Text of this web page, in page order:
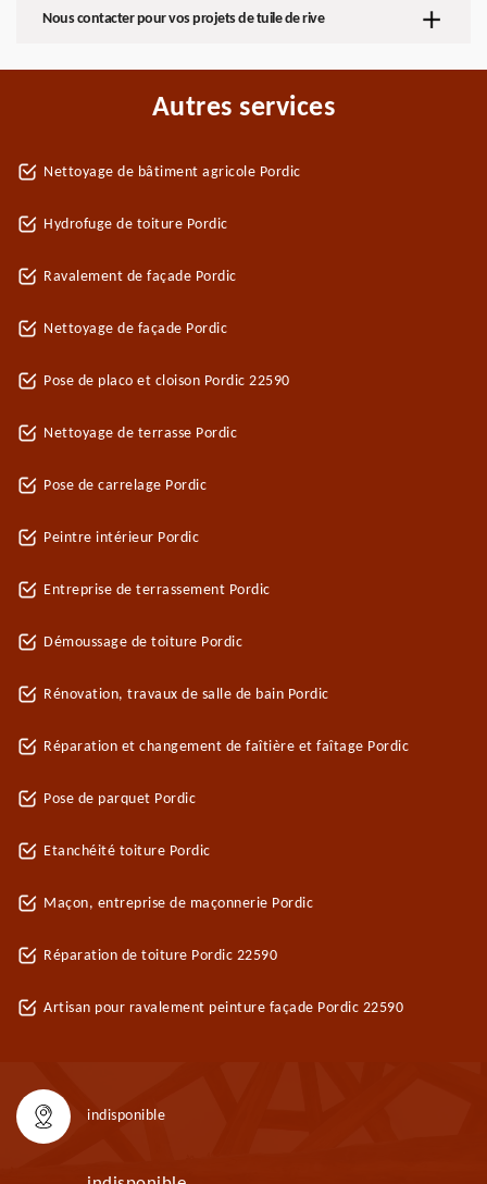
Nous contacter pour vos projets de tuile de rive
Autres services
Nettoyage de bâtiment agricole Pordic
Hydrofuge de toiture Pordic
Ravalement de façade Pordic
Nettoyage de façade Pordic
Pose de placo et cloison Pordic 22590
Nettoyage de terrasse Pordic
Pose de carrelage Pordic
Peintre intérieur Pordic
Entreprise de terrassement Pordic
Démoussage de toiture Pordic
Rénovation, travaux de salle de bain Pordic
Réparation et changement de faîtière et faîtage Pordic
Pose de parquet Pordic
Etanchéité toiture Pordic
Maçon, entreprise de maçonnerie Pordic
Réparation de toiture Pordic 22590
Artisan pour ravalement peinture façade Pordic 22590
indisponible